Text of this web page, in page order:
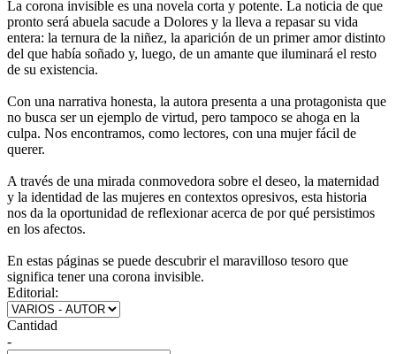
La corona invisible es una novela corta y potente. La noticia de que
pronto será abuela sacude a Dolores y la lleva a repasar su vida
entera: la ternura de la niñez, la aparición de un primer amor distinto
del que había soñado y, luego, de un amante que iluminará el resto
de su existencia.
Con una narrativa honesta, la autora presenta a una protagonista que
no busca ser un ejemplo de virtud, pero tampoco se ahoga en la
culpa. Nos encontramos, como lectores, con una mujer fácil de
querer.
A través de una mirada conmovedora sobre el deseo, la maternidad
y la identidad de las mujeres en contextos opresivos, esta historia
nos da la oportunidad de reflexionar acerca de por qué persistimos
en los afectos.
En estas páginas se puede descubrir el maravilloso tesoro que
significa tener una corona invisible.
Editorial:
Cantidad
-